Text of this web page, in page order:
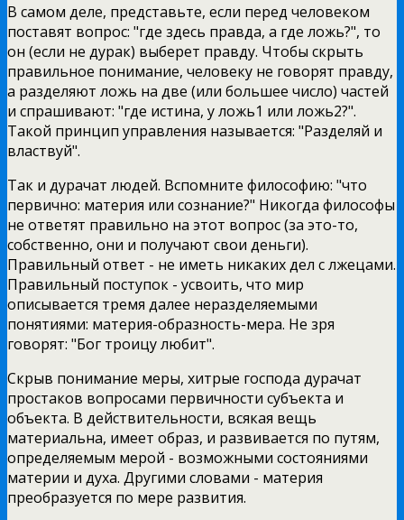
В самом деле, представьте, если перед человеком
поставят вопрос: "где здесь правда, а где ложь?", то
он (если не дурак) выберет правду. Чтобы скрыть
правильное понимание, человеку не говорят правду,
а разделяют ложь на две (или большее число) частей
и спрашивают: "где истина, у ложь1 или ложь2?".
Такой принцип управления называется: "Разделяй и
властвуй".
Так и дурачат людей. Вспомните философию: "что
первично: материя или сознание?" Никогда философы
не ответят правильно на этот вопрос (за это-то,
собственно, они и получают свои деньги).
Правильный ответ - не иметь никаких дел с лжецами.
Правильный поступок - усвоить, что мир
описывается тремя далее неразделяемыми
понятиями: материя-образность-мера. Не зря
говорят: "Бог троицу любит".
Скрыв понимание меры, хитрые господа дурачат
простаков вопросами первичности субъекта и
объекта. В действительности, всякая вещь
материальна, имеет образ, и развивается по путям,
определяемым мерой - возможными состояниями
материи и духа. Другими словами - материя
преобразуется по мере развития.